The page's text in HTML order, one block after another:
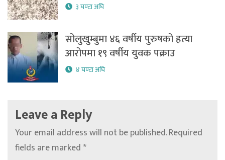
३ घण्टा अघि
सोलुखुम्बुमा ४६ वर्षीय पुरुषको हत्या
आरोपमा १९ वर्षीय युवक पक्राउ
४ घण्टा अघि
Leave a Reply
Your email address will not be published.Required
fields are marked*